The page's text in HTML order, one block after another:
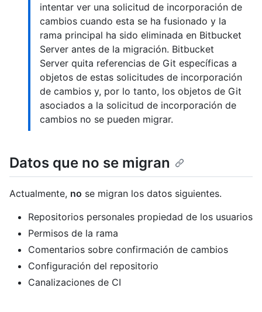
intentar ver una solicitud de incorporación de
cambios cuando esta se ha fusionado y la
rama principal ha sido eliminada en Bitbucket
Server antes de la migración. Bitbucket
Server quita referencias de Git específicas a
objetos de estas solicitudes de incorporación
de cambios y, por lo tanto, los objetos de Git
asociados a la solicitud de incorporación de
cambios no se pueden migrar.
Datos que no se migran
Actualmente, no se migran los datos siguientes.
Repositorios personales propiedad de los usuarios
Permisos de la rama
Comentarios sobre confirmación de cambios
Configuración del repositorio
Canalizaciones de CI